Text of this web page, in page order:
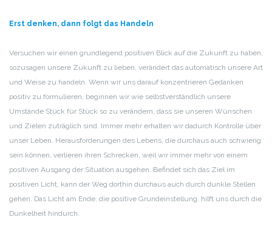
Erst denken, dann folgt das Handeln
Versuchen wir einen grundlegend positiven Blick auf die Zukunft zu haben,
sozusagen unsere Zukunft zu lieben, verändert das automatisch unsere Art
und Weise zu handeln. Wenn wir uns darauf konzentrieren Gedanken
positiv zu formulieren, beginnen wir wie selbstverständlich unsere
Umstände Stück für Stück so zu verändern, dass sie unseren Wünschen
und Zielen zuträglich sind. Immer mehr erhalten wir dadurch Kontrolle über
unser Leben. Herausforderungen des Lebens, die durchaus auch schwierig
sein können, verlieren ihren Schrecken, weil wir immer mehr von einem
positiven Ausgang der Situation ausgehen. Befindet sich das Ziel im
positiven Licht, kann der Weg dorthin durchaus auch durch dunkle Stellen
gehen. Das Licht am Ende, die positive Grundeinstellung, hilft uns durch die
Dunkelheit hindurch.